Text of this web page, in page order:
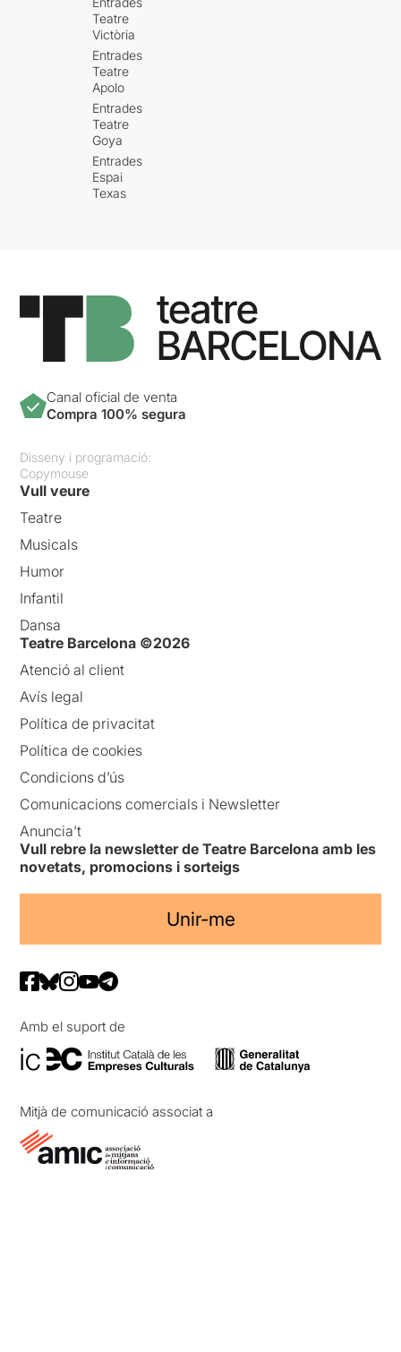
Teatre
Victòria
Entrades
Teatre
Apolo
Entrades
Teatre
Goya
Entrades
Espai
Texas
Canal oficial de venta
Compra 100% segura
Disseny i programació:
Copymouse
Vull veure
Teatre
Musicals
Humor
Infantil
Dansa
Teatre Barcelona ©2026
Atenció al client
Avís legal
Política de privacitat
Política de cookies
Condicions d’ús
Comunicacions comercials i Newsletter
Anuncia’t
Vull rebre la newsletter de Teatre Barcelona amb les
novetats, promocions i sorteigs
Unir-me
Amb el suport de
Mitjà de comunicació associat a